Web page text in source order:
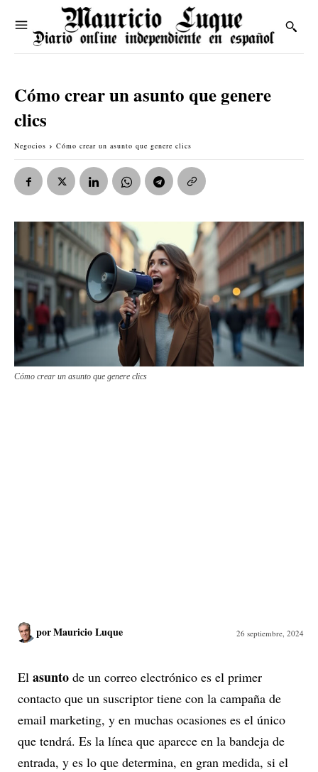
Cómo crear un asunto que genere
clics
Negocios Cómo crear un asunto que genere clics
Cómo crear un asunto que genere clics
porMauricio Luque 26 septiembre, 2024
El asunto de un correo electrónico es el primer
contacto que un suscriptor tiene con la campaña de
email marketing, y en muchas ocasiones es el único
que tendrá. Es la línea que aparece en la bandeja de
entrada, y es lo que determina, en gran medida, si el